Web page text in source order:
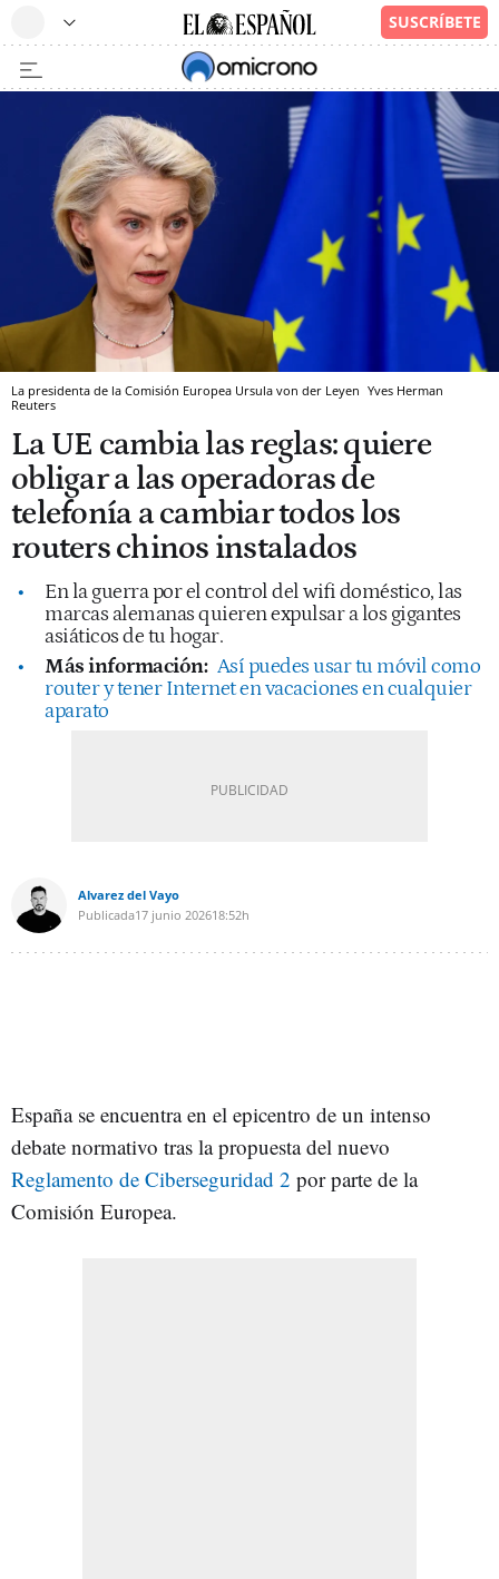
La presidenta de la Comisión Europea Ursula von der Leyen Yves Herman
Reuters
La UE cambia las reglas: quiere
obligar a las operadoras de
telefonía a cambiar todos los
routers chinos instalados
En la guerra por el control del wifi doméstico, las
marcas alemanas quieren expulsar a los gigantes
asiáticos de tu hogar.
Más información: Así puedes usar tu móvil como
router y tener Internet en vacaciones en cualquier
aparato
Alvarez del Vayo
Publicada17 junio 202618:52h
España se encuentra en el epicentro de un intenso
debate normativo tras la propuesta del nuevo
Reglamento de Ciberseguridad 2 por parte de la
Comisión Europea.